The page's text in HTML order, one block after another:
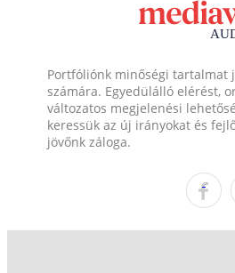
Portfóliónk minőségi tartalmat
számára. Egyedülálló elérést,
változatos megjelenési
keressük az új irányokat és
jövőnk záloga.